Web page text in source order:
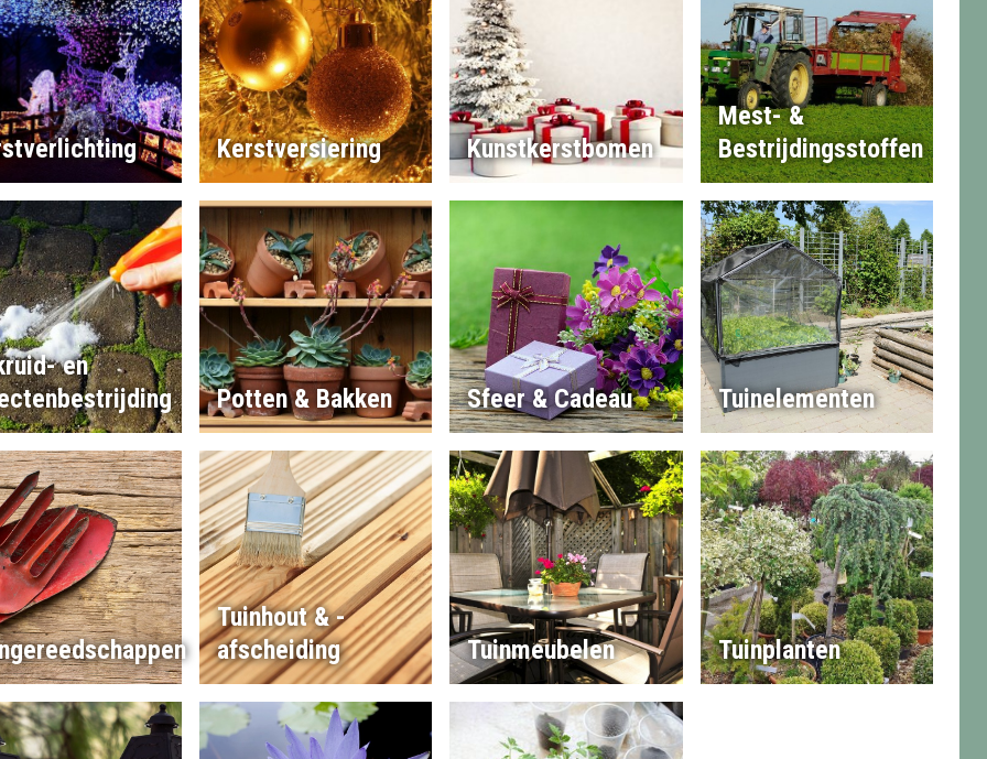
Kerstversiering Kunstkerstbomen
Mest- &
Bestrijdingsstoffen
en
Potten & Bakken Sfeer & Cadeau Tuinelementen
Tuinhout & -
afscheiding
Tuinmeubelen Tuinplanten